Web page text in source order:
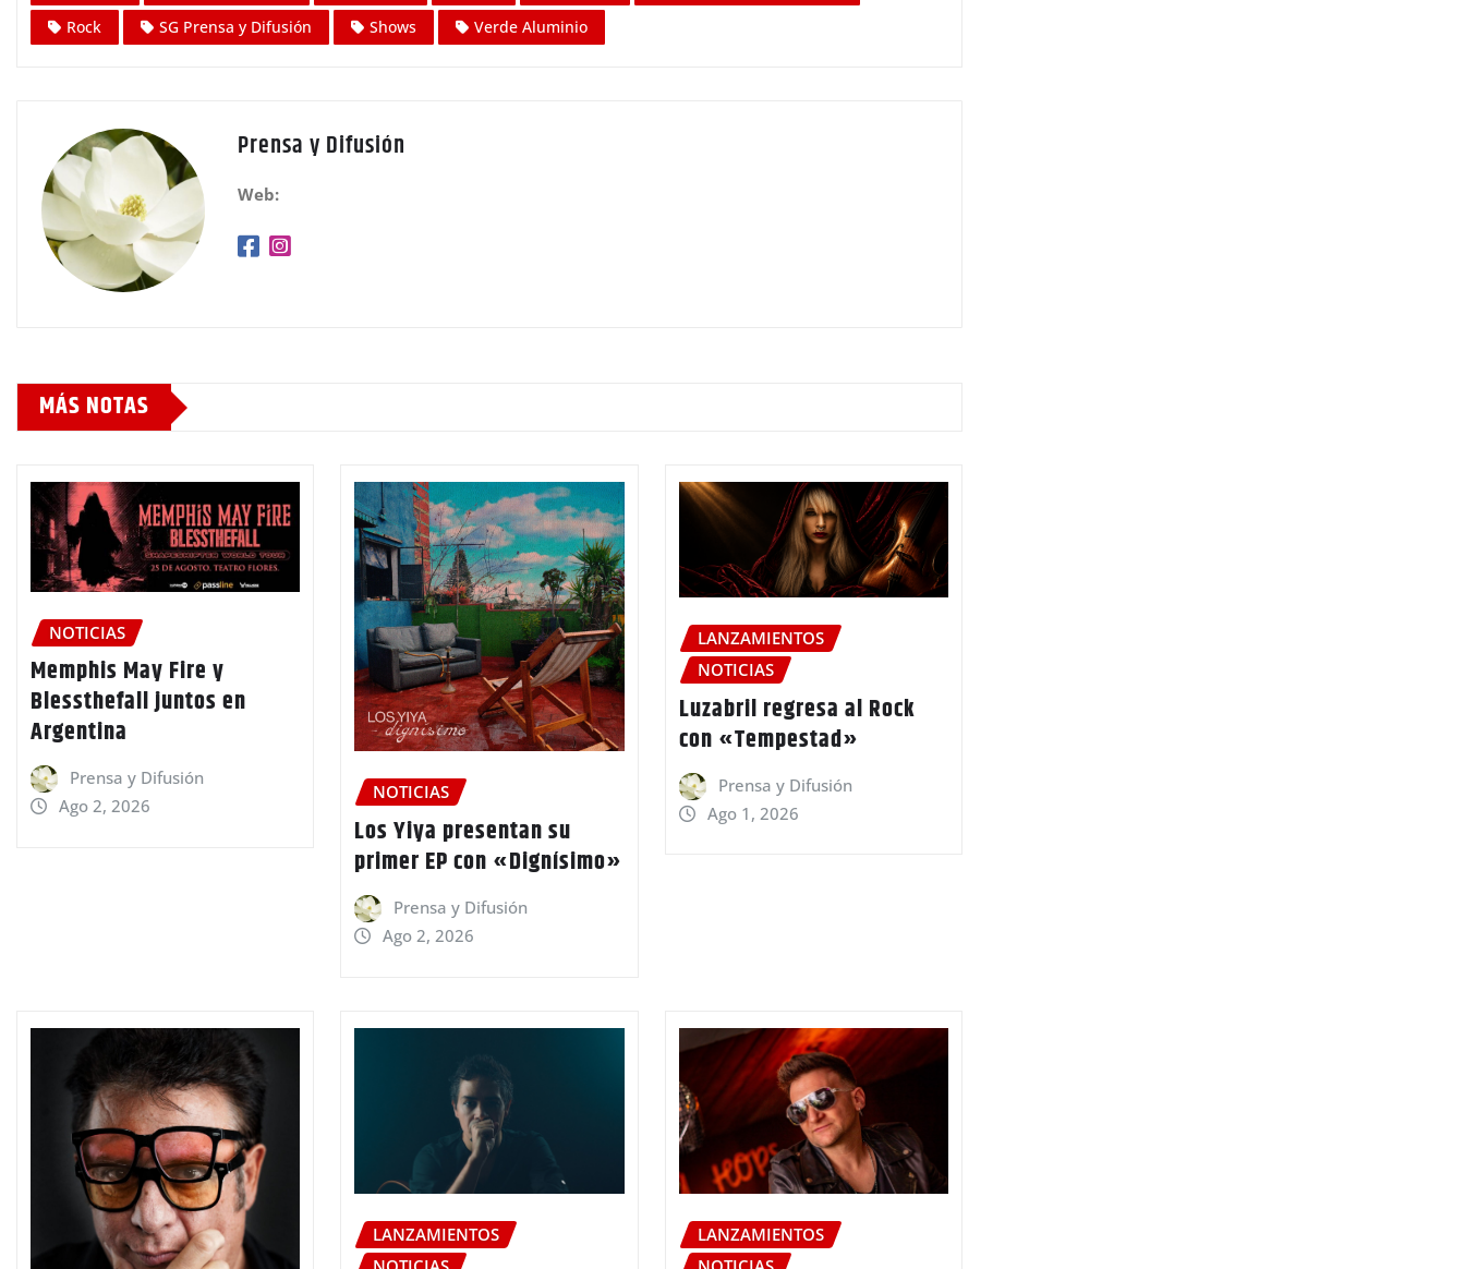
Rock
SG Prensa y Difusión Shows Verde Aluminio
Prensa y Difusión
Web:
MÁS NOTAS
NOTICIAS
Memphis May Fire y
Blessthefall juntos en
Argentina
Prensa y Difusión
Ago 2, 2026
NOTICIAS
Los Yiya presentan su
primer EP con «Dignísimo»
Prensa y Difusión
Ago 2, 2026
LANZAMIENTOS
NOTICIAS
Luzabril regresa al Rock
con «Tempestad»
Prensa y Difusión
Ago 1, 2026
LANZAMIENTOS
LANZAMIENTOS